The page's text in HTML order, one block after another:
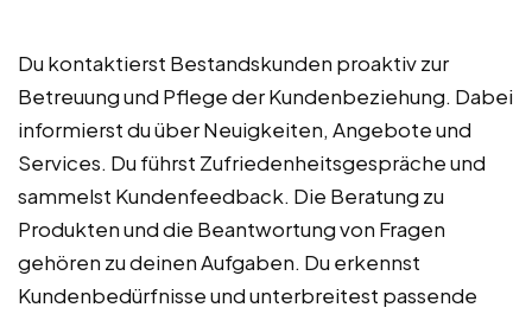
Du kontaktierst Bestandskunden proaktiv zur
Betreuung und Pflege der Kundenbeziehung. Dabei
informierst du über Neuigkeiten, Angebote und
Services. Du führst Zufriedenheitsgespräche und
sammelst Kundenfeedback. Die Beratung zu
Produkten und die Beantwortung von Fragen
gehören zu deinen Aufgaben. Du erkennst
Kundenbedürfnisse und unterbreitest passende